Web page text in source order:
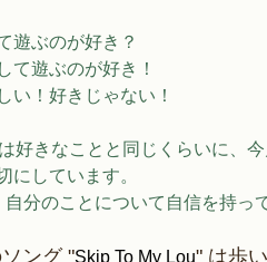
遊ぶのが好き？
て遊ぶのが好き！
い！好きじゃない！
好きなことと同じくらいに、
にしています。
自分のことについて自信を持っ
ング "Skip To My Lou" は歩